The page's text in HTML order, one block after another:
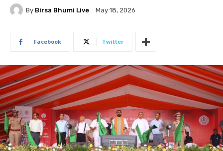
By Birsa Bhumi Live May 18, 2026
Facebook Twitter